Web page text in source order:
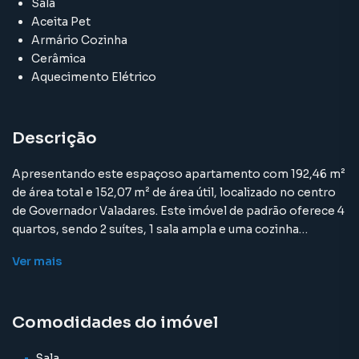
Sala
Aceita Pet
Armário Cozinha
Cerâmica
Aquecimento Elétrico
Descrição
Apresentando este espaçoso apartamento com 192,46 m²
de área total e 152,07 m² de área útil, localizado no centro
de Governador Valadares. Este imóvel de padrão oferece 4
quartos, sendo 2 suítes, 1 sala ampla e uma cozinha
desocupada, proporcionando uma ótima oportunidade
de serviço e armários nos quartos e suíte. O condomínio
Ver mais
Comodidades do imóvel